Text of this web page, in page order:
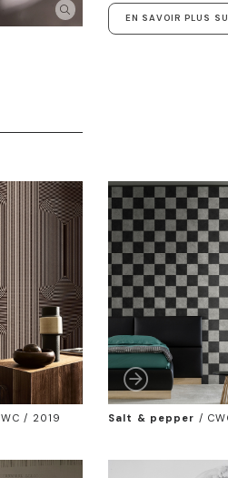
EN SAVOIR PLUS
/ 2019 Salt & pepper /